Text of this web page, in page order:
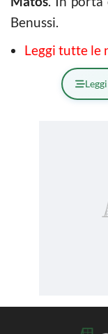
Benussi.
Leggi tutte le